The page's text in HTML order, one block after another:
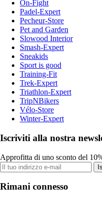
On-Fight
Padel-Expert
Pecheur-Store
Pet and Garden
Slowood Interior
Smash-Expert
Sneakids
Sport is good
Training-Fit
Trek-Expert
Triathlon-Expert
TripNBikers
Vélo-Store
Winter-Expert
Iscriviti alla nostra
Approfitta di uno sconto del
Rimani connesso